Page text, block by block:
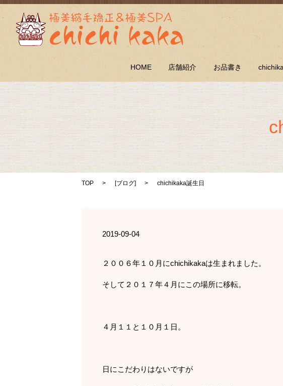
HOME 店舗紹介 お品書き
TOP [ブログ] chichikaka誕生日
2019-09-04
２００６年１０月にchichikakaは生まれました。
そして２０１７年４月にこの場所に移転。
４月１１と１０月１日。
日にこだわりはないですが